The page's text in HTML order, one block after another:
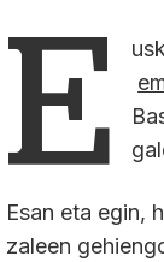
E
Esan eta egin,
zaleen